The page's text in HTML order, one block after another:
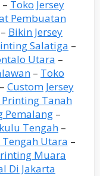
– Toko Jersey
Pembuatan
– Bikin Jersey
Salatiga –
Utara –
– Toko
Custom Jersey
Printing Tanah
Pemalang–
Tengah –
Tengah Utara –
Muara
Di Jakarta